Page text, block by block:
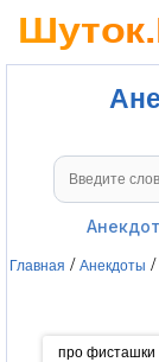
Главная / Анекдоты /
про фисташки